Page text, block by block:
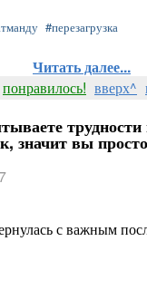
#перезагрузка
Читать далее...
понравилось! вверх^
трудности
значит вы
с важным